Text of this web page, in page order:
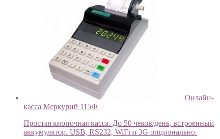
Онлайн-
касса Меркурий 115Ф
Простая кнопочная касса. До 50 чеков/день, встроенный
аккумулятор. USB, RS232, WiFi и 3G опционально.